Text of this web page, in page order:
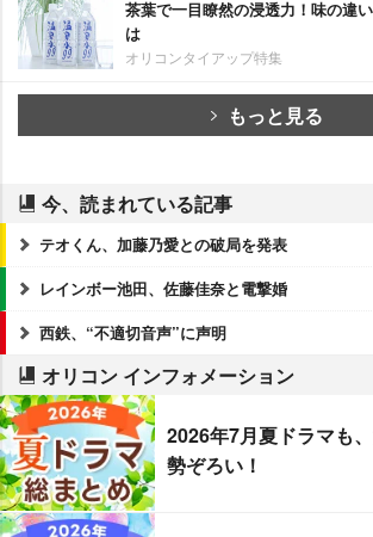
茶葉で一目瞭然の浸透力！味の違
は
オリコンタイアップ特集
もっと見る
今、読まれている記事
テオくん、加藤乃愛との破局を発表
レインボー池田、佐藤佳奈と電撃婚
西鉄、“不適切音声”に声明
オリコン インフォメーション
2026年7月夏ドラマも
勢ぞろい！